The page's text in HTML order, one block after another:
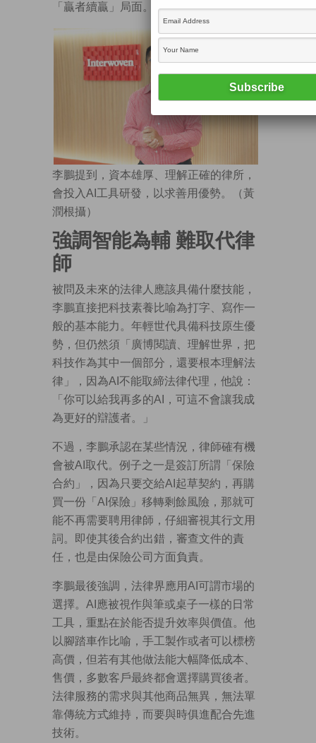
「贏者續贏」局面。
李鵬提到，資本雄厚、理解正確的律所，
會投入AI工具研發，以求善用優勢。（黃
潤根攝）
強調智能為輔 難取代律
師
被問及未來的法律人應該具備什麼技能，
李鵬直接把科技素養比喻為打字、寫作一
般的基本能力。年輕世代具備科技原生優
勢，但仍然須「廣博閱讀、理解世界，把
科技作為其中一個部分，還要根本理解法
律」，因為AI不能取締法律代理，他說：
「你可以給我再多的AI，可這不會讓我成
為更好的辯護者。」
不過，李鵬承認在某些情況，律師確有機
會被AI取代。例子之一是簽訂所謂「保險
合約」，因為只要交給AI起草契約，再購
買一份「AI保險」移轉剩餘風險，那就可
能不再需要聘用律師，仔細審視其行文用
詞。即使其後合約出錯，審查文件的責
任，也是由保險公司方面負責。
李鵬最後強調，法律界應用AI可謂市場的
選擇。AI應被視作與筆或桌子一樣的日常
工具，重點在於能否提升效率與價值。他
以腳踏車作比喻，手工製作或者可以標榜
高價，但若有其他做法能大幅降低成本、
售價，多數客戶最終都會選擇購買後者。
法律服務的需求與其他商品無異，無法單
靠傳統方式維持，而要與時俱進配合先進
技術。